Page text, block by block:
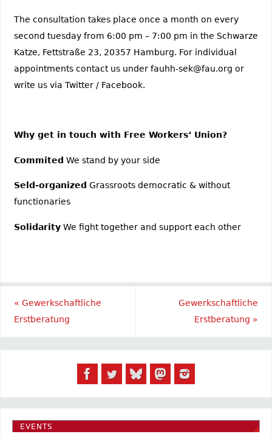
The consultation takes place once a month on every
second tuesday from 6:00 pm – 7:00 pm in the Schwarze
Katze, Fettstraße 23, 20357 Hamburg. For individual
appointments contact us under fauhh-sek@fau.org or
write us via Twitter / Facebook.
Why get in touch with Free Workers‘ Union?
Commited We stand by your side
Seld-organized Grassroots democratic & without
functionaries
SolidarityWe fight together and support each other
« Gewerkschaftliche
Erstberatung
Gewerkschaftliche
Erstberatung »
EVENTS